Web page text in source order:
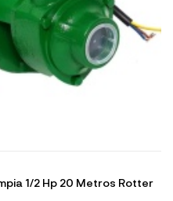
1/2 Hp 20 Metros Rotter